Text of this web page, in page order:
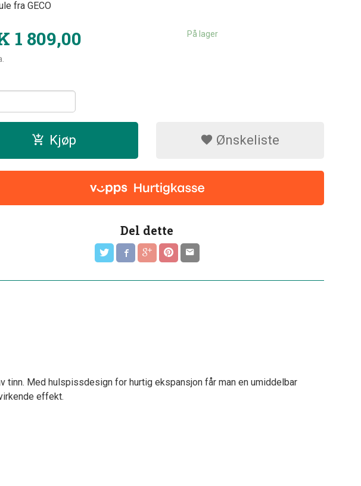
fra GECO
1 809,00 På lager
Kjøp Ønskeliste
Del dette
tinn. Med hulspissdesign for hurtig ekspansjon får man en umiddelbar
effekt.